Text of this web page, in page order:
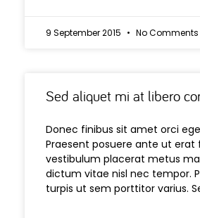
9 September 2015 No Comments
Sed aliquet mi at libero
Donec finibus sit amet orci
Praesent posuere ante ut erat
vestibulum placerat metus
dictum vitae nisl nec tempor.
turpis ut sem porttitor varius.